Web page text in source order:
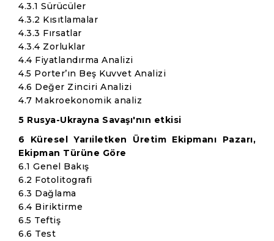
4.3.1 Sürücüler
4.3.2 Kısıtlamalar
4.3.3 Fırsatlar
4.3.4 Zorluklar
4.4 Fiyatlandırma Analizi
4.5 Porter’ın Beş Kuvvet Analizi
4.6 Değer Zinciri Analizi
4.7 Makroekonomik analiz
5 Rusya-Ukrayna Savaşı'nın etkisi
6 Küresel Yarıiletken Üretim Ekipmanı Pazarı,
Ekipman Türüne Göre
6.1 Genel Bakış
6.2 Fotolitografi
6.3 Dağlama
6.4 Biriktirme
6.5 Teftiş
6.6 Test